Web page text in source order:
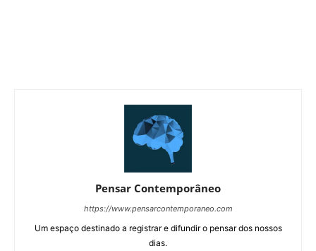
Pensar Contemporâneo
https://www.pensarcontemporaneo.com
Um espaço destinado a registrar e difundir o pensar dos nossos
dias.